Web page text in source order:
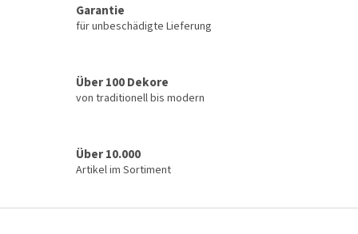
Garantie
für unbeschädigte Lieferung
Über 100 Dekore
von traditionell bis modern
Über 10.000
Artikel im Sortiment